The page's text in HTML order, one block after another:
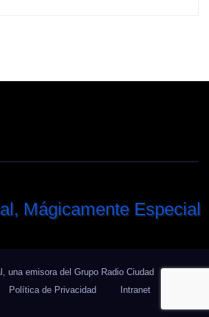
una emisora del Grupo Radio Ciudad
Política de Privacidad Intranet